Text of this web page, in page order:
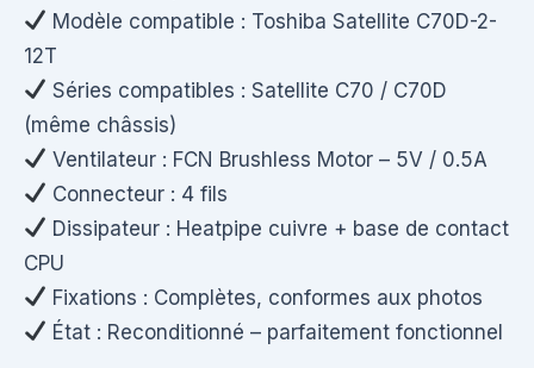
Modèle compatible : Toshiba Satellite C70D-2-
12T
Séries compatibles : Satellite C70 / C70D
(même châssis)
Ventilateur : FCN Brushless Motor – 5V / 0.5A
Connecteur : 4 fils
Dissipateur : Heatpipe cuivre + base de contact
CPU
Fixations : Complètes, conformes aux photos
État : Reconditionné – parfaitement fonctionnel